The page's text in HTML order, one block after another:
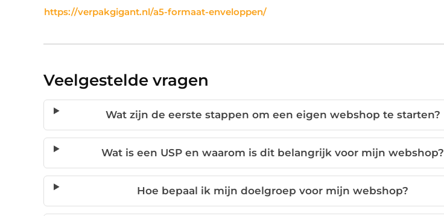
https://verpakgigant.nl/a5-formaat-enveloppen/
Veelgestelde vragen
Wat zijn de eerste stappen om een eigen webshop te starten?
Wat is een USP en waarom is dit belangrijk voor mijn webshop?
Hoe bepaal ik mijn doelgroep voor mijn webshop?